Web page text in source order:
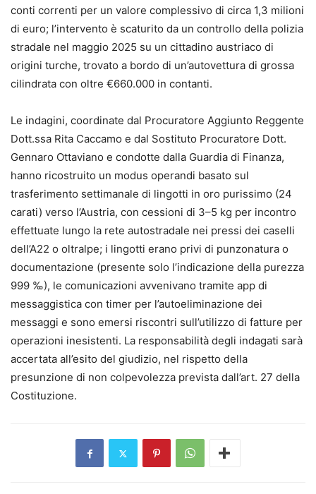
conti correnti per un valore complessivo di circa 1,3 milioni
di euro; l’intervento è scaturito da un controllo della polizia
stradale nel maggio 2025 su un cittadino austriaco di
origini turche, trovato a bordo di un’autovettura di grossa
cilindrata con oltre €660.000 in contanti.
Le indagini, coordinate dal Procuratore Aggiunto Reggente
Dott.ssa Rita Caccamo e dal Sostituto Procuratore Dott.
Gennaro Ottaviano e condotte dalla Guardia di Finanza,
hanno ricostruito un modus operandi basato sul
trasferimento settimanale di lingotti in oro purissimo (24
carati) verso l’Austria, con cessioni di 3–5 kg per incontro
effettuate lungo la rete autostradale nei pressi dei caselli
dell’A22 o oltralpe; i lingotti erano privi di punzonatura o
documentazione (presente solo l’indicazione della purezza
999 ‰), le comunicazioni avvenivano tramite app di
messaggistica con timer per l’autoeliminazione dei
messaggi e sono emersi riscontri sull’utilizzo di fatture per
operazioni inesistenti. La responsabilità degli indagati sarà
accertata all’esito del giudizio, nel rispetto della
presunzione di non colpevolezza prevista dall’art. 27 della
Costituzione.